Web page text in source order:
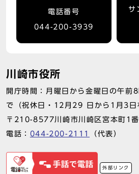
電話番号
044-200-3939
サ
川崎市役所
開庁時間：月曜日から金曜日の午前
で（祝休日・12月29 日から1月3日
〒210-8577川崎市川崎区宮本町1
電話： 044-200-2111 （代表）
外部リンク